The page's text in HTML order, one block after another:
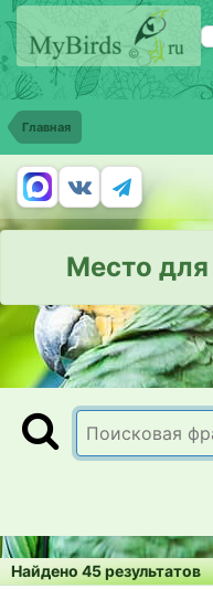
Главная
Место
Найдено 45 результатов